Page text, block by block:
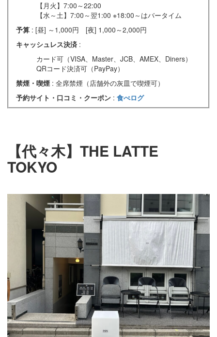
【月火】7:00～22:00
【水～土】7:00～翌1:00 ※18:00～はバータイム
予算 : [昼] ～1,000円 [夜] 1,000～2,000円
キャッシュレス決済 :
カード可（VISA、Master、JCB、AMEX、Diners）
QRコード決済可（PayPay）
禁煙・喫煙 : 全席禁煙（店舗外の灰皿で喫煙可）
予約サイト・口コミ・クーポン : 食べログ
【代々木】THE LATTE
TOKYO